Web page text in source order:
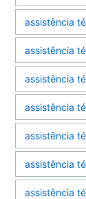
assistência
assistência
assistência
assistência
assistência
assistência
assistência